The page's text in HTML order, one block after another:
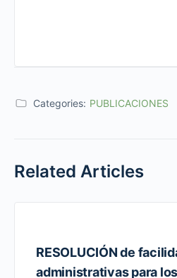
Categories: PUBLICACIONES
Related Articles
RESOLUCIÓN de
administrativas para